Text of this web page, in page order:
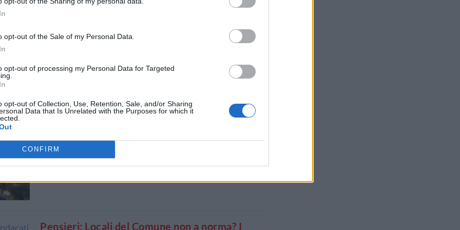
opt-out of the Sale of my Personal Data.
opt-out of processing my Personal Data for Targeted
opt-out of Collection, Use, Retention, Sale, and/or Sharing
Data that Is Unrelated with the Purposes for which it
CONFIRM
iniziative, né prese di posizione né
Sappiamo che molti tortonesi sono davvero tolleranti
Pensieri: Locali del Comune non a norma? I